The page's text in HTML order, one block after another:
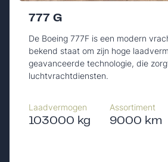
777 G
De Boeing 777F is een modern
bekend staat om zijn hoge
geavanceerde technologie, die
luchtvrachtdiensten.
Laadvermogen
103000 kg
Assortiment
9000 km